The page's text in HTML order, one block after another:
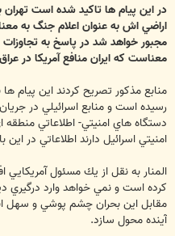
در اين پيام ها تاكيد شده است تهران
اراضي اش به عنوان اعلام جنگ به
مجبور خواهد شد در پاسخ به
معناست كه ايران منافع آمريكا در
منابع مذكور تصريح كردند اين پيام
رسيده است و منابع اسرائيلي در
دستگاه هاي امنيتي- اطلاعاتي
امنيتي اسرائيل دارند اطلاعاتي در اين
المنار به نقل از يك مسئول
كرده است و نمي خواهد وارد درگيري
مقابل اين بحران چشم پوشي و سهل
آينده محول سازد.